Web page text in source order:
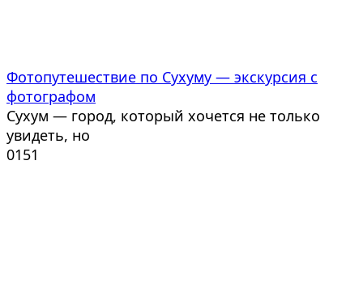
Фотопутешествие по Сухуму — экскурсия с
фотографом
Сухум — город, который хочется не только
увидеть, но
0151